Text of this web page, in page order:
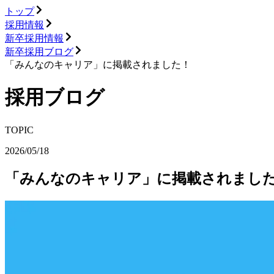
トップ
採用情報
新卒採用情報
新卒採用ブログ
「みんなのキャリア」に掲載されました！
採用ブログ
TOPIC
2026/05/18
「みんなのキャリア」に掲載されまし